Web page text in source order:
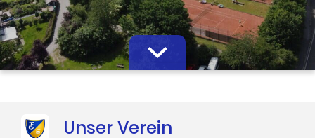
Dokumente
Mannschaften
Vereinskalender
Unser Verein